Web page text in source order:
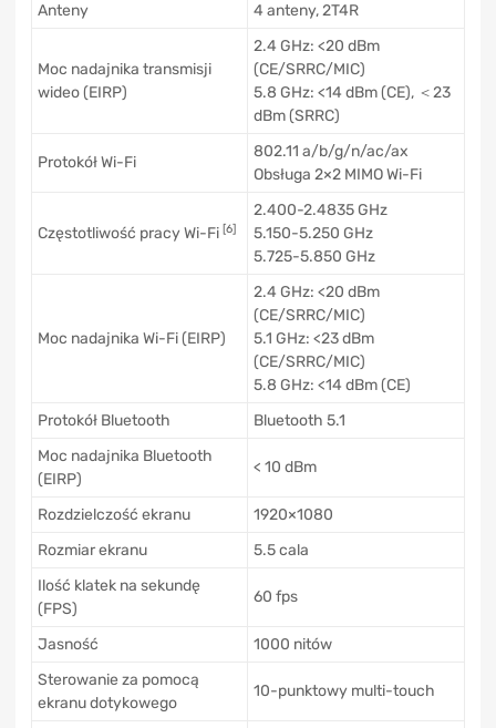
Anteny
4 anteny, 2T4R
Moc nadajnika transmisji
wideo (EIRP)
2.4 GHz: <20 dBm
(CE/SRRC/MIC)
5.8 GHz: <14 dBm (CE), ＜23
dBm (SRRC)
Protokół Wi-Fi
802.11 a/b/g/n/ac/ax
Obsługa 2×2 MIMO Wi-Fi
Częstotliwość pracy Wi-Fi [6]
2.400-2.4835 GHz
5.150-5.250 GHz
5.725-5.850 GHz
Moc nadajnika Wi-Fi (EIRP)
2.4 GHz: <20 dBm
(CE/SRRC/MIC)
5.1 GHz: <23 dBm
(CE/SRRC/MIC)
5.8 GHz: <14 dBm (CE)
Protokół Bluetooth
Bluetooth 5.1
Moc nadajnika Bluetooth
(EIRP)
< 10 dBm
Rozdzielczość ekranu
1920×1080
Rozmiar ekranu
5.5 cala
Ilość klatek na sekundę
(FPS)
60 fps
Jasność
1000 nitów
Sterowanie za pomocą
ekranu dotykowego
10-punktowy multi-touch